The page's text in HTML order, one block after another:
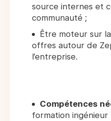
source internes et
communauté ;
Être moteur sur
offres autour de
l’entreprise.
Compétences
formation